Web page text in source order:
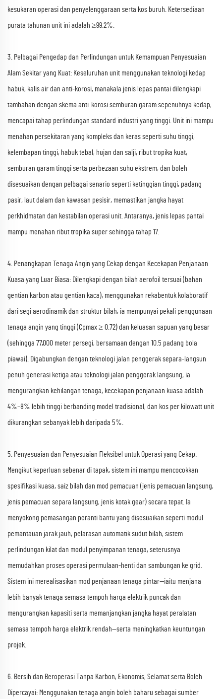
kesukaran operasi dan penyelenggaraan serta kos buruh. Ketersediaan
purata tahunan unit ini adalah ≥99.2%.
3. Pelbagai Pengedap dan Perlindungan untuk Kemampuan Penyesuaian
Alam Sekitar yang Kuat: Keseluruhan unit menggunakan teknologi kedap
habuk, kalis air dan anti-korosi, manakala jenis lepas pantai dilengkapi
tambahan dengan skema anti-korosi semburan garam sepenuhnya kedap,
mencapai tahap perlindungan standard industri yang tinggi. Unit ini mampu
menahan persekitaran yang kompleks dan keras seperti suhu tinggi,
kelembapan tinggi, habuk tebal, hujan dan salji, ribut tropika kuat,
semburan garam tinggi serta perbezaan suhu ekstrem, dan boleh
disesuaikan dengan pelbagai senario seperti ketinggian tinggi, padang
pasir, laut dalam dan kawasan pesisir, memastikan jangka hayat
perkhidmatan dan kestabilan operasi unit. Antaranya, jenis lepas pantai
mampu menahan ribut tropika super sehingga tahap 17.
4. Penangkapan Tenaga Angin yang Cekap dengan Kecekapan Penjanaan
Kuasa yang Luar Biasa: Dilengkapi dengan bilah aerofoil tersuai (bahan
gentian karbon atau gentian kaca), menggunakan rekabentuk kolaboratif
dari segi aerodinamik dan struktur bilah, ia mempunyai pekali penggunaan
tenaga angin yang tinggi (Cpmax ≥ 0.72) dan keluasan sapuan yang besar
(sehingga 77,000 meter persegi, bersamaan dengan 10.5 padang bola
piawai). Digabungkan dengan teknologi jalan penggerak separa-langsun
penuh generasi ketiga atau teknologi jalan penggerak langsung, ia
mengurangkan kehilangan tenaga, kecekapan penjanaan kuasa adalah
4%–8% lebih tinggi berbanding model tradisional, dan kos per kilowatt unit
dikurangkan sebanyak lebih daripada 5%.
5. Penyesuaian dan Penyesuaian Fleksibel untuk Operasi yang Cekap:
Mengikut keperluan sebenar di tapak, sistem ini mampu mencocokkan
spesifikasi kuasa, saiz bilah dan mod pemacuan (jenis pemacuan langsung,
jenis pemacuan separa langsung, jenis kotak gear) secara tepat. Ia
menyokong pemasangan peranti bantu yang disesuaikan seperti modul
pemantauan jarak jauh, pelarasan automatik sudut bilah, sistem
perlindungan kilat dan modul penyimpanan tenaga, seterusnya
memudahkan proses operasi permulaan-henti dan sambungan ke grid.
Sistem ini merealisasikan mod penjanaan tenaga pintar—iaitu menjana
lebih banyak tenaga semasa tempoh harga elektrik puncak dan
mengurangkan kapasiti serta memanjangkan jangka hayat peralatan
semasa tempoh harga elektrik rendah—serta meningkatkan keuntungan
projek.
6. Bersih dan Beroperasi Tanpa Karbon, Ekonomis, Selamat serta Boleh
Dipercayai: Menggunakan tenaga angin boleh baharu sebagai sumber